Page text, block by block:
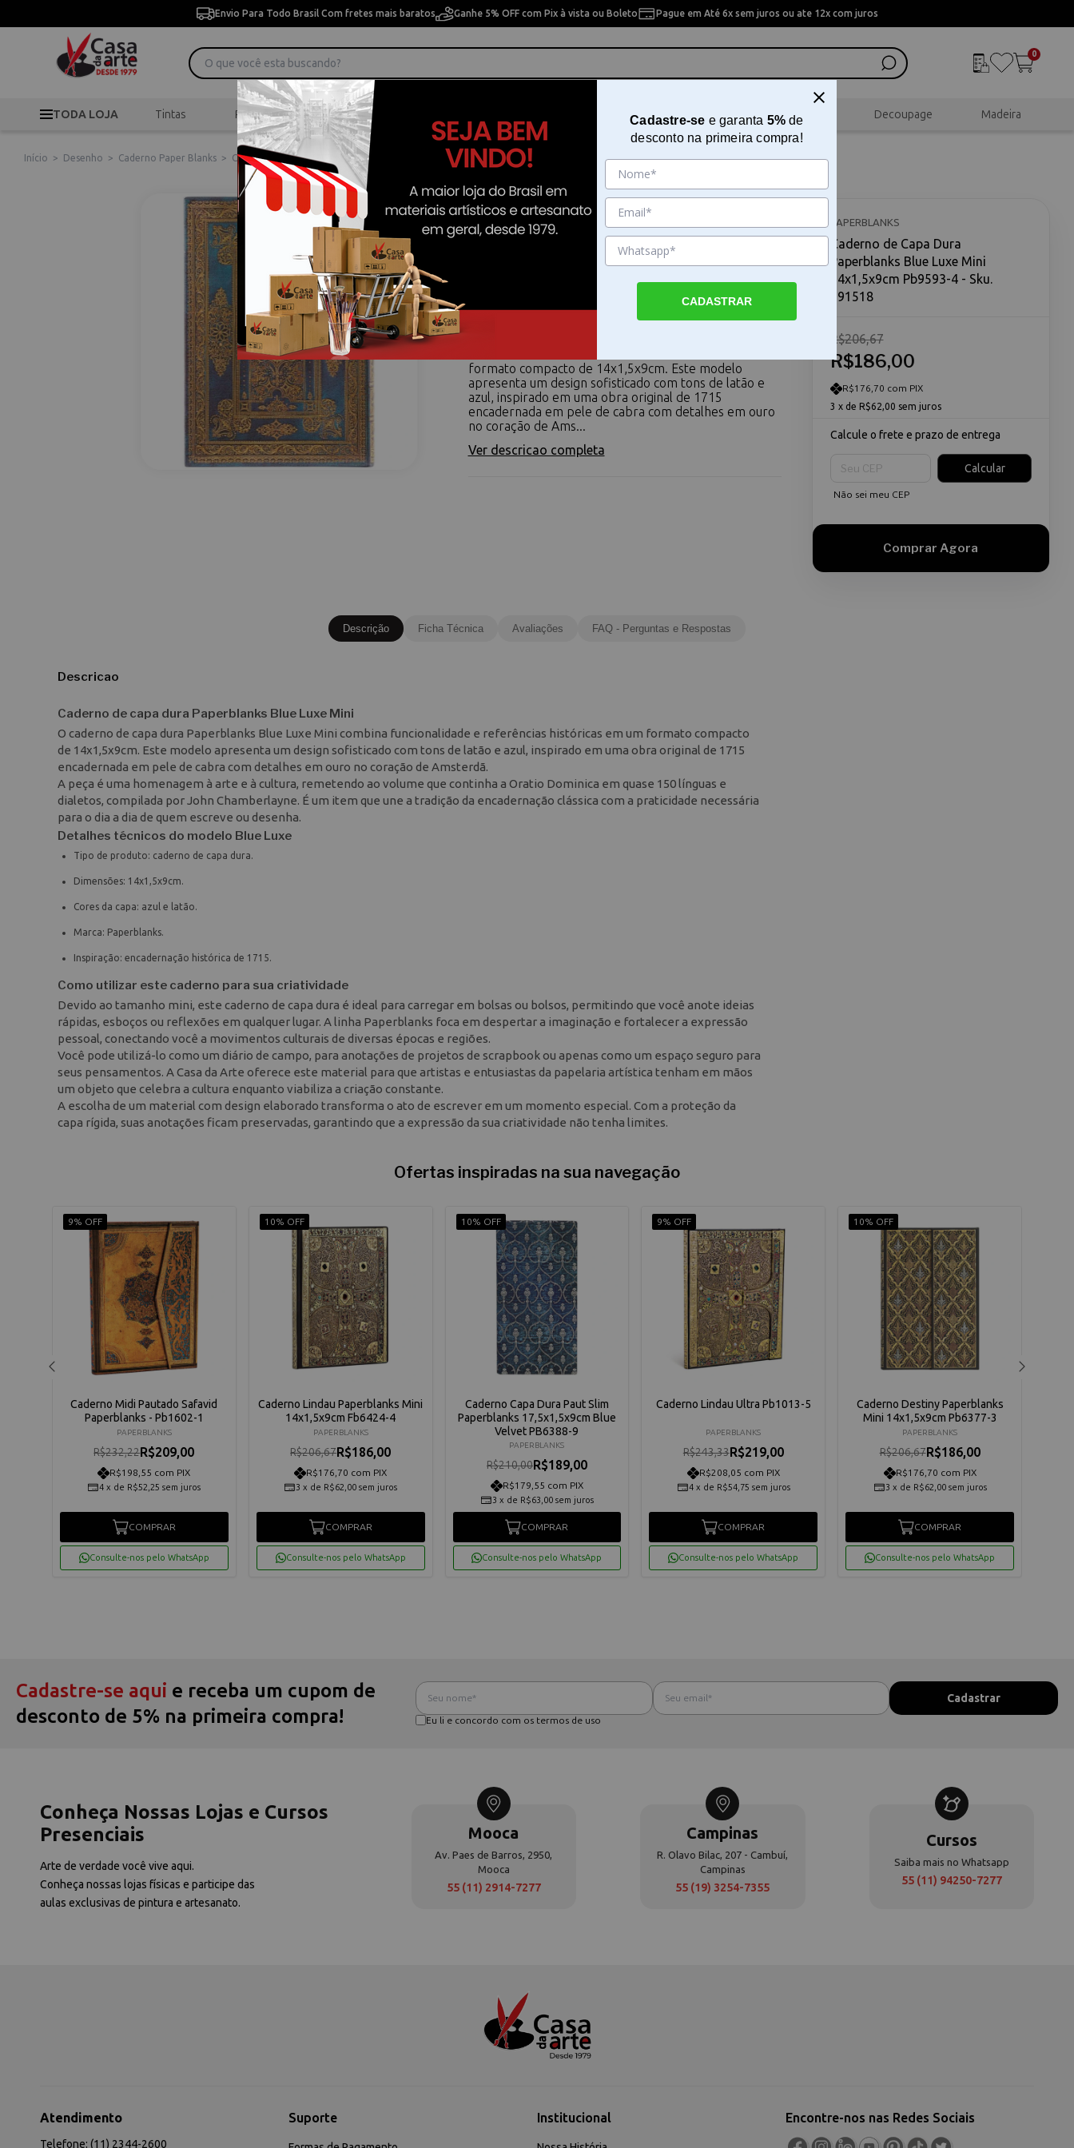
Envio Para Todo Brasil Com fretes mais baratos Ganhe 5% OFF com Pix à vista ou Boleto Pague em Até 6x sem juros ou ate 12x com juros
0
TODA LOJA Tintas Pincéis Desenho Pintura Artesanal Scrapbook Decoupage Madeira
Início > Desenho > Caderno Paper Blanks > Caderno de Capa Dura Paperblanks Blue Luxe Mini 14x1,5x9cm Pb9593-4
Caderno de Capa Dura Paperblanks Blue
Luxe Mini 14x1,5x9cm Pb9593-4
Caderno de capa dura Paperblanks Blue Luxe Mini O
formato compacto de 14x1,5x9cm. Este modelo
apresenta um design sofisticado com tons de latão e
azul, inspirado em uma obra original de 1715
encadernada em pele de cabra com detalhes em ouro
no coração de Ams...
Ver descricao completa
PAPERBLANKS
Caderno de Capa Dura
Paperblanks Blue Luxe Mini
14x1,5x9cm Pb9593-4 - Sku.
191518
R$186,00
R$206,67
R$176,70 com PIX
3 x de R$62,00 sem juros
Calcule o frete e prazo de entrega
Calcular
Não sei meu CEP
Descrição Ficha Técnica Avaliações FAQ - Perguntas e Respostas
Descricao
Caderno de capa dura Paperblanks Blue Luxe Mini
O caderno de capa dura Paperblanks Blue Luxe Mini combina funcionalidade e referências históricas em um formato compacto
de 14x1,5x9cm. Este modelo apresenta um design sofisticado com tons de latão e azul, inspirado em uma obra original de 1715
encadernada em pele de cabra com detalhes em ouro no coração de Amsterdã.
A peça é uma homenagem à arte e à cultura, remetendo ao volume que continha a Oratio Dominica em quase 150 línguas e
dialetos, compilada por John Chamberlayne. É um item que une a tradição da encadernação clássica com a praticidade necessária
para o dia a dia de quem escreve ou desenha.
Detalhes técnicos do modelo Blue Luxe
Tipo de produto: caderno de capa dura.
Dimensões: 14x1,5x9cm.
Cores da capa: azul e latão.
Marca: Paperblanks.
Inspiração: encadernação histórica de 1715.
Como utilizar este caderno para sua criatividade
Devido ao tamanho mini, este caderno de capa dura é ideal para carregar em bolsas ou bolsos, permitindo que você anote ideias
rápidas, esboços ou reflexões em qualquer lugar. A linha Paperblanks foca em despertar a imaginação e fortalecer a expressão
pessoal, conectando você a movimentos culturais de diversas épocas e regiões.
Você pode utilizá-lo como um diário de campo, para anotações de projetos de scrapbook ou apenas como um espaço seguro para
seus pensamentos. A Casa da Arte oferece este material para que artistas e entusiastas da papelaria artística tenham em mãos
um objeto que celebra a cultura enquanto viabiliza a criação constante.
A escolha de um material com design elaborado transforma o ato de escrever em um momento especial. Com a proteção da
capa rígida, suas anotações ficam preservadas, garantindo que a expressão da sua criatividade não tenha limites.
Ofertas inspiradas na sua navegação
9% OFF
Caderno Midi Pautado Safavid
Paperblanks - Pb1602-1
PAPERBLANKS
R$232,22R$209,00
R$198,55 com PIX
4 x de R$52,25 sem juros
COMPRAR
Consulte-nos pelo WhatsApp
10% OFF
Caderno Lindau Paperblanks Mini
14x1,5x9cm Fb6424-4
PAPERBLANKS
R$206,67R$186,00
R$176,70 com PIX
3 x de R$62,00 sem juros
COMPRAR
Consulte-nos pelo WhatsApp
10% OFF
Caderno Capa Dura Paut Slim
Paperblanks 17,5x1,5x9cm Blue
Velvet PB6388-9
PAPERBLANKS
R$210,00R$189,00
R$179,55 com PIX
3 x de R$63,00 sem juros
COMPRAR
Consulte-nos pelo WhatsApp
9% OFF
Caderno Lindau Ultra Pb1013-5
PAPERBLANKS
R$243,33R$219,00
R$208,05 com PIX
4 x de R$54,75 sem juros
COMPRAR
Consulte-nos pelo WhatsApp
10% OFF
Caderno Destiny Paperblanks
Mini 14x1,5x9cm Pb6377-3
PAPERBLANKS
R$206,67R$186,00
R$176,70 com PIX
3 x de R$62,00 sem juros
COMPRAR
Consulte-nos pelo WhatsApp
Cadastre-se aqui e receba um cupom de
desconto de 5% na primeira compra!
Eu li e concordo com os termos de uso
Conheça Nossas Lojas e Cursos
Presenciais
Arte de verdade você vive aqui.
Conheça nossas lojas físicas e participe das
aulas exclusivas de pintura e artesanato.
Mooca
Av. Paes de Barros, 2950,
Mooca
55 (11) 2914-7277
Campinas
R. Olavo Bilac, 207 - Cambuí,
Campinas
55 (19) 3254-7355
Cursos
Saiba mais no Whatsapp
55 (11) 94250-7277
Atendimento
Telefone: (11) 2344-2600
Suporte Institucional Encontre-nos nas Redes Sociais
Cadastre-se e garanta 5%de
desconto na primeira compra!
CADASTRAR